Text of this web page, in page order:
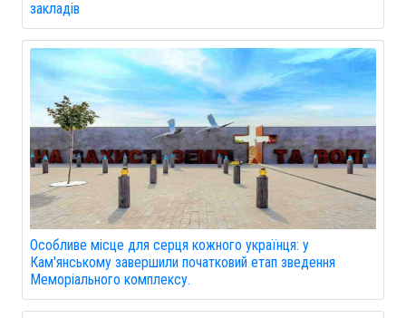
закладів
Особливе місце для серця кожного українця: у
Кам'янському завершили початковий етап зведення
Меморіального комплексу.